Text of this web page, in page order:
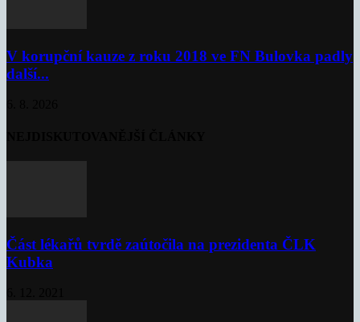
V korupční kauze z roku 2018 ve FN Bulovka padly
další...
Část lékařů tvrdě zaútočila na prezidenta ČLK
Kubka